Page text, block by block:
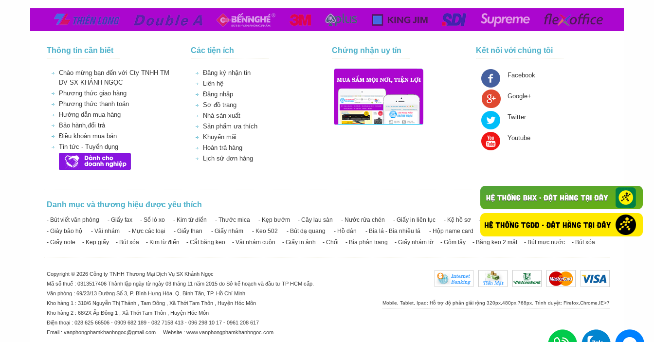
Thông tin cần biết
Chào mừng bạn đến với Cty TNHH TM
DV SX KHÁNH NGỌC
Phương thức giao hàng
Phương thức thanh toán
Hướng dẫn mua hàng
Bảo hành,đổi trả
Điều khoản mua bán
Tin tức - Tuyển dụng
Các tiện ích
Đăng ký nhận tin
Liên hệ
Đăng nhập
Sơ đồ trang
Nhà sản xuất
Sản phẩm ưa thích
Khuyến mãi
Hoàn trả hàng
Lịch sử đơn hàng
Chứng nhận uy tín Kết nối với chúng tôi
Facebook
Google+
Twitter
Youtube
Danh mục và thương hiệu được yêu thích
- Bút viết văn phòng - Giấy fax - Sổ lò xo - Kim từ điển - Thước mica - Kẹp bướm - Cây lau sàn - Nước rửa chén - Giấy in liên tục - Kệ hồ sơ - Giấy in A4
- Băng keo trong - Băng keo đục
- Giày bảo hộ
- Vải nhám - Mực các loại - Giấy than - Giấy nhám - Keo 502 - Bút dạ quang - Hồ dán - Bìa lá - Bìa nhiều lá - Hộp name card - Giấy in A3 - Giấy vệ sinh
- Keo Silicone
- Giấy note
- Kẹp giấy - Bút xóa - Kim từ điển - Cắt băng keo - Vải nhám cuộn - Giấy in ảnh - Chổi - Bìa phân trang - Giấy nhám tờ - Gôm tẩy - Băng keo 2 mặt - Bút mực nước - Bút xóa
Mobile, Tablet, Ipad: Hỗ trợ độ phân giải rộng 320px,480px,768px. Trình duyệt: Firefox Chrome IE>7
Copyright © 2026 Công ty TNHH Thương Mại Dịch Vụ SX Khánh Ngọc
Mã số thuế : 0313517406 Thành lập ngày từ ngày 03 tháng 11 năm 2015 do Sở kế hoạch và đầu tư TP HCM cấp.
Văn phòng : 69/23/13 Đường Số 3, P. Bình Hưng Hòa, Q. Bình Tân, TP. Hồ Chí Minh
Kho hàng 1 : 310/6 Nguyễn Thị Thảnh , Tam Đông , Xã Thới Tam Thôn , Huyện Hóc Môn
Kho hàng 2 : 68/2X Ấp Đông 1 , Xã Thới Tam Thôn , Huyện Hóc Môn
Điện thoại : 028 625 66506 - 0909 682 189 - 082 7158 413 - 096 298 10 17 - 0961 208 617
Email : vanphongphamkhanhngoc@gmail.com Website : www.vanphongphamkhanhngoc.com